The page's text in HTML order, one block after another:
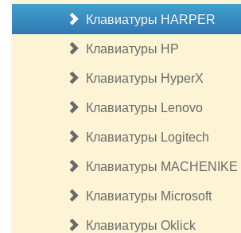
Клавиатуры HARPER
Клавиатуры HP
Клавиатуры HyperX
Клавиатуры Lenovo
Клавиатуры Logitech
Клавиатуры MACHENIKE
Клавиатуры Microsoft
Клавиатуры Oklick